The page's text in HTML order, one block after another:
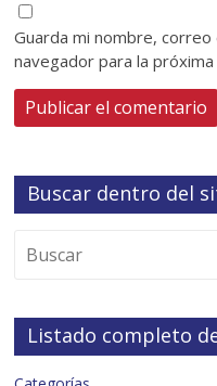
Guarda mi nombre,
navegador para la
Buscar dentro del
Listado completo